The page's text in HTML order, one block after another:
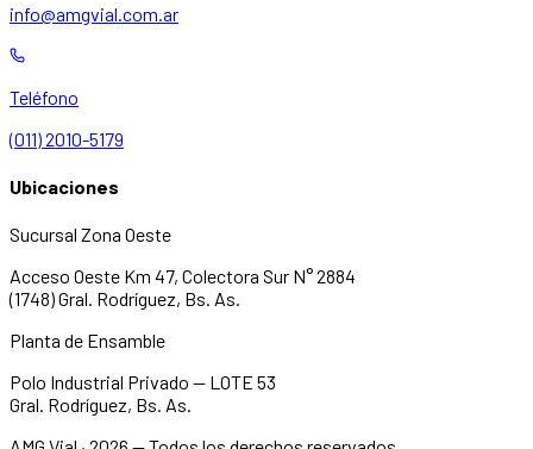
info@amgvial.com.ar
Teléfono
(011) 2010-5179
Ubicaciones
Sucursal Zona Oeste
Acceso Oeste Km 47, Colectora Sur N° 2884
(1748) Gral. Rodríguez, Bs. As.
Planta de Ensamble
Polo Industrial Privado — LOTE 53
Gral. Rodríguez, Bs. As.